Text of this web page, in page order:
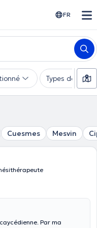
FR
Types de
Cuesmes Mesvin
Par ma